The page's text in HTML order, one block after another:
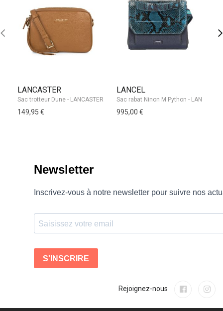
LANCASTER
Sac trotteur Dune - LANCASTER
149,95 €
LANCEL
995,00 €
Rejoignez-nous